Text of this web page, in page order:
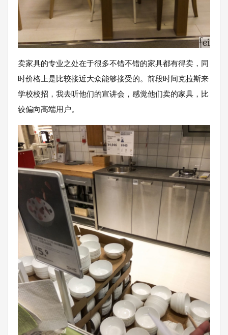
卖家具的专业之处在于很多不错不错的家具都有得卖，同
时价格上是比较接近大众能够接受的。前段时间克拉斯来
学校校招，我去听他们的宣讲会，感觉他们卖的家具，比
较偏向高端用户。